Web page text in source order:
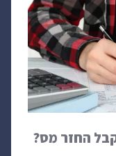
החזר מס?